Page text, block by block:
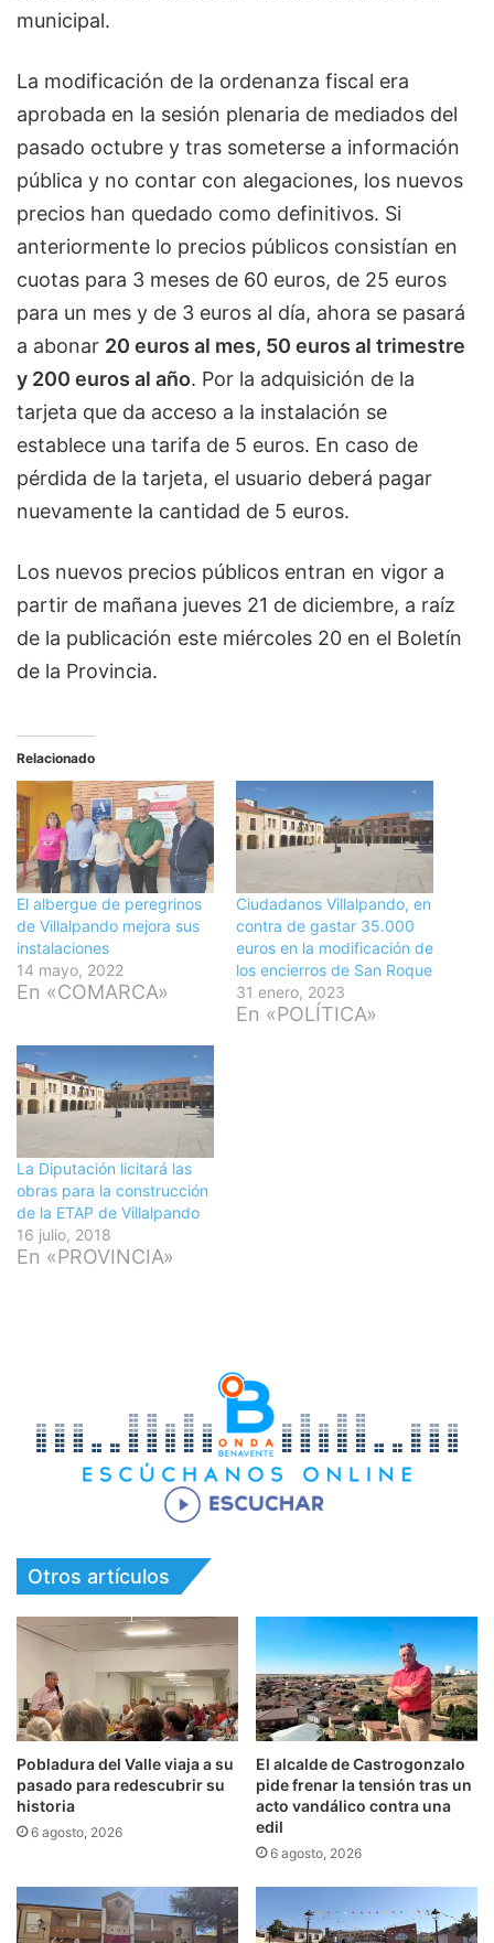
municipal.
La modificación de la ordenanza fiscal era
aprobada en la sesión plenaria de mediados del
pasado octubre y tras someterse a información
pública y no contar con alegaciones, los nuevos
precios han quedado como definitivos. Si
anteriormente lo precios públicos consistían en
cuotas para 3 meses de 60 euros, de 25 euros
para un mes y de 3 euros al día, ahora se pasará
a abonar 20 euros al mes, 50 euros al trimestre
y 200 euros al año. Por la adquisición de la
tarjeta que da acceso a la instalación se
establece una tarifa de 5 euros. En caso de
pérdida de la tarjeta, el usuario deberá pagar
nuevamente la cantidad de 5 euros.
Los nuevos precios públicos entran en vigor a
partir de mañana jueves 21 de diciembre, a raíz
de la publicación este miércoles 20 en el Boletín
de la Provincia.
Relacionado
El albergue de peregrinos
de Villalpando mejora sus
instalaciones
14 mayo, 2022
En «COMARCA»
Ciudadanos Villalpando, en
contra de gastar 35.000
euros en la modificación de
los encierros de San Roque
31 enero, 2023
En «POLÍTICA»
La Diputación licitará las
obras para la construcción
de la ETAP de Villalpando
16 julio, 2018
En «PROVINCIA»
Otros artículos
Pobladura del Valle viaja a su
pasado para redescubrir su
historia
6 agosto, 2026
El alcalde de Castrogonzalo
pide frenar la tensión tras un
acto vandálico contra una
edil
6 agosto, 2026